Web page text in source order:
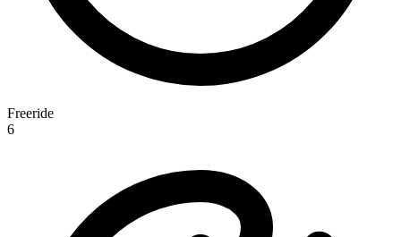
Freeride
6